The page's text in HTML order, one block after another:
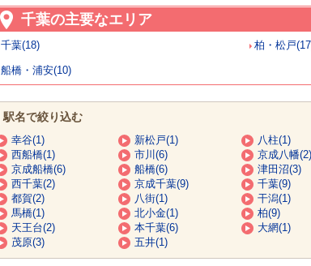
千葉の主要なエリア
千葉(18) 柏・松戸
船橋・浦安(10)
駅名で絞り込む
幸谷(1) 新松戸(1) 八柱(1)
西船橋(1)
市川(6) 京成八幡(2)
京成船橋(6)
船橋(6) 津田沼(3)
西千葉(2)
京成千葉(9) 千葉(9)
都賀(2)
八街(1) 干潟(1)
馬橋(1)
北小金(1) 柏(9)
天王台(2)
本千葉(6) 大網(1)
茂原(3)
五井(1)